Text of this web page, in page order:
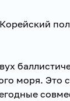
моря. Это